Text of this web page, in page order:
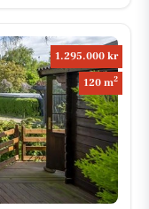
1.295.000 kr
120 m2